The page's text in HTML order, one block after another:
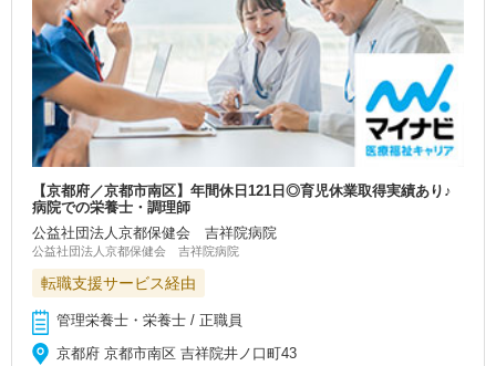
【京都府／京都市南区】年間休日121日◎育児休業取得実績あり♪
病院での栄養士・調理師
公益社団法人京都保健会 吉祥院病院
公益社団法人京都保健会 吉祥院病院
転職支援サービス経由
管理栄養士・栄養士 / 正職員
京都府 京都市南区 吉祥院井ノ口町43